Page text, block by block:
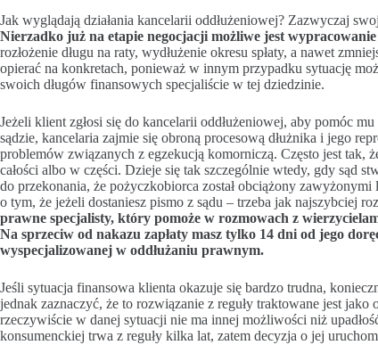
Jak wyglądają działania kancelarii oddłużeniowej? Zazwyczaj
Nierzadko już na etapie negocjacji możliwe jest
rozłożenie długu na raty, wydłużenie okresu spłaty, a nawet
opierać na konkretach, ponieważ w innym przypadku sytuację
swoich długów finansowych specjaliście w tej dziedzinie.
Jeżeli klient zgłosi się do kancelarii oddłużeniowej, aby pomóc
sądzie, kancelaria zajmie się obroną procesową dłużnika i jego
problemów związanych z egzekucją komorniczą. Często jest tak,
całości albo w części. Dzieje się tak szczególnie wtedy, gdy sąd
do przekonania, że pożyczkobiorca został obciążony
o tym, że jeżeli dostaniesz pismo z sądu – trzeba jak najszybciej
prawne specjalisty, który pomoże w rozmowach z
Na sprzeciw od nakazu zapłaty masz tylko 14 dni od jego
wyspecjalizowanej w oddłużaniu prawnym.
Jeśli sytuacja finansowa klienta okazuje się bardzo trudna,
jednak zaznaczyć, że to rozwiązanie z reguły traktowane jest
rzeczywiście w danej sytuacji nie ma innej możliwości niż
konsumenckiej trwa z reguły kilka lat, zatem decyzja o jej